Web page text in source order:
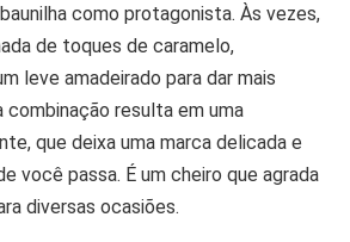
como protagonista. Às vezes,
de toques de caramelo,
leve amadeirado para dar mais
combinação resulta em uma
que deixa uma marca delicada e
você passa. É um cheiro que agrada
diversas ocasiões.